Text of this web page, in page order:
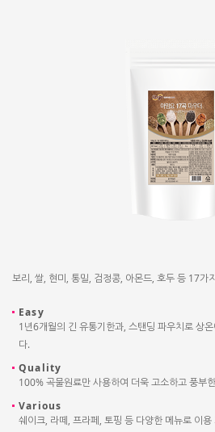
보리, 쌀, 현미, 통밀, 검정콩, 아몬드, 호두 등 17가
Easy
1년6개월의 긴 유통기한과, 스탠딩 파우치로 상
다.
Quality
100% 곡물원료만 사용하여 더욱 고소하고 풍부
Various
쉐이크, 라떼, 프라페, 토핑 등 다양한 메뉴로 이용